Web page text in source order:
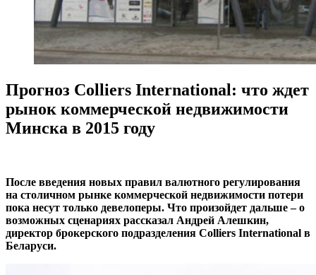
Прогноз Colliers International: что ждет
рынок коммерческой недвижимости
Минска в 2015 году
После введения новых правил валютного регулирования
на столичном рынке коммерческой недвижимости потери
пока несут только девелоперы. Что произойдет дальше – о
возможных сценариях рассказал Андрей Алешкин,
директор брокерского подразделения Сolliers International в
Беларуси.